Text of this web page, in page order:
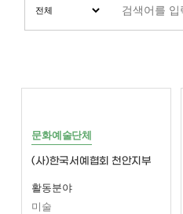
문화예술단체
(사)한국서예협회 천안지부
활동분야
미술